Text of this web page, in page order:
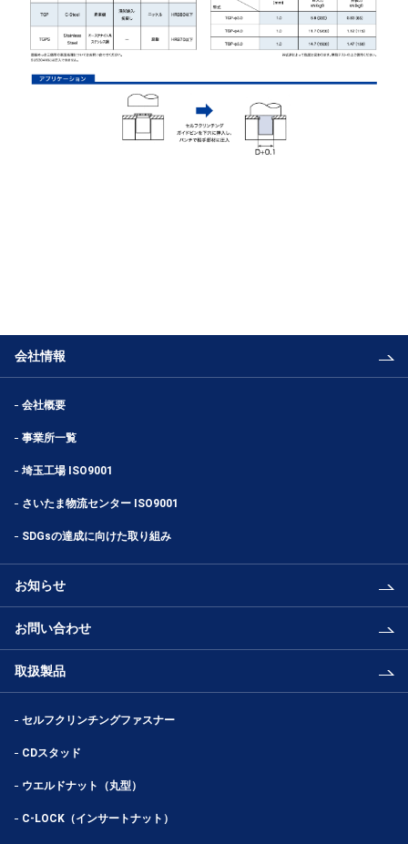
会社情報
会社概要
事業所一覧
埼玉工場 ISO9001
さいたま物流センター ISO9001
SDGsの達成に向けた取り組み
お知らせ
お問い合わせ
取扱製品
セルフクリンチングファスナー
CDスタッド
ウエルドナット（丸型）
C-LOCK（インサートナット）